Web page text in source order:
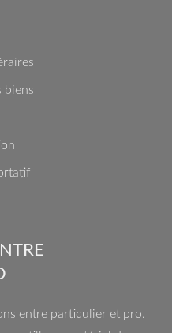
biens
entre particulier et pro.